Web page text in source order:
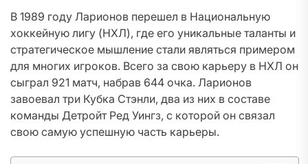
В 1989 году Ларионов перешел в Национальную
хоккейную лигу (НХЛ), где его уникальные таланты и
стратегическое мышление стали являться примером
для многих игроков. Всего за свою карьеру в НХЛ он
сыграл 921 матч, набрав 644 очка. Ларионов
завоевал три Кубка Стэнли, два из них в составе
команды Детройт Ред Уингз, с которой он связал
свою самую успешную часть карьеры.